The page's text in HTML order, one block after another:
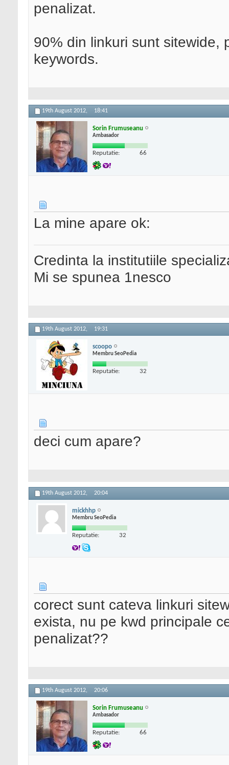
penalizat.
90% din linkuri sunt sitewide,
keywords.
19th August 2012, 18:41
Sorin Frumuseanu
Ambasador
Reputatie: 66
La mine apare ok:
Credinta la institutiile
Mi se spunea 1nesco
19th August 2012, 19:31
scoopo
Membru SeoPedia
Reputatie: 32
deci cum apare?
19th August 2012, 20:04
mickhhp
Membru SeoPedia
Reputatie: 32
corect sunt cateva linkuri
exista, nu pe kwd principale
penalizat??
19th August 2012, 20:06
Sorin Frumuseanu
Ambasador
Reputatie: 66